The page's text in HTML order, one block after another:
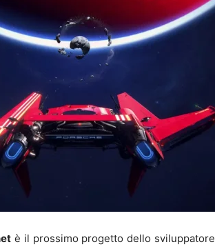
è il prossimo progetto dello sviluppatore